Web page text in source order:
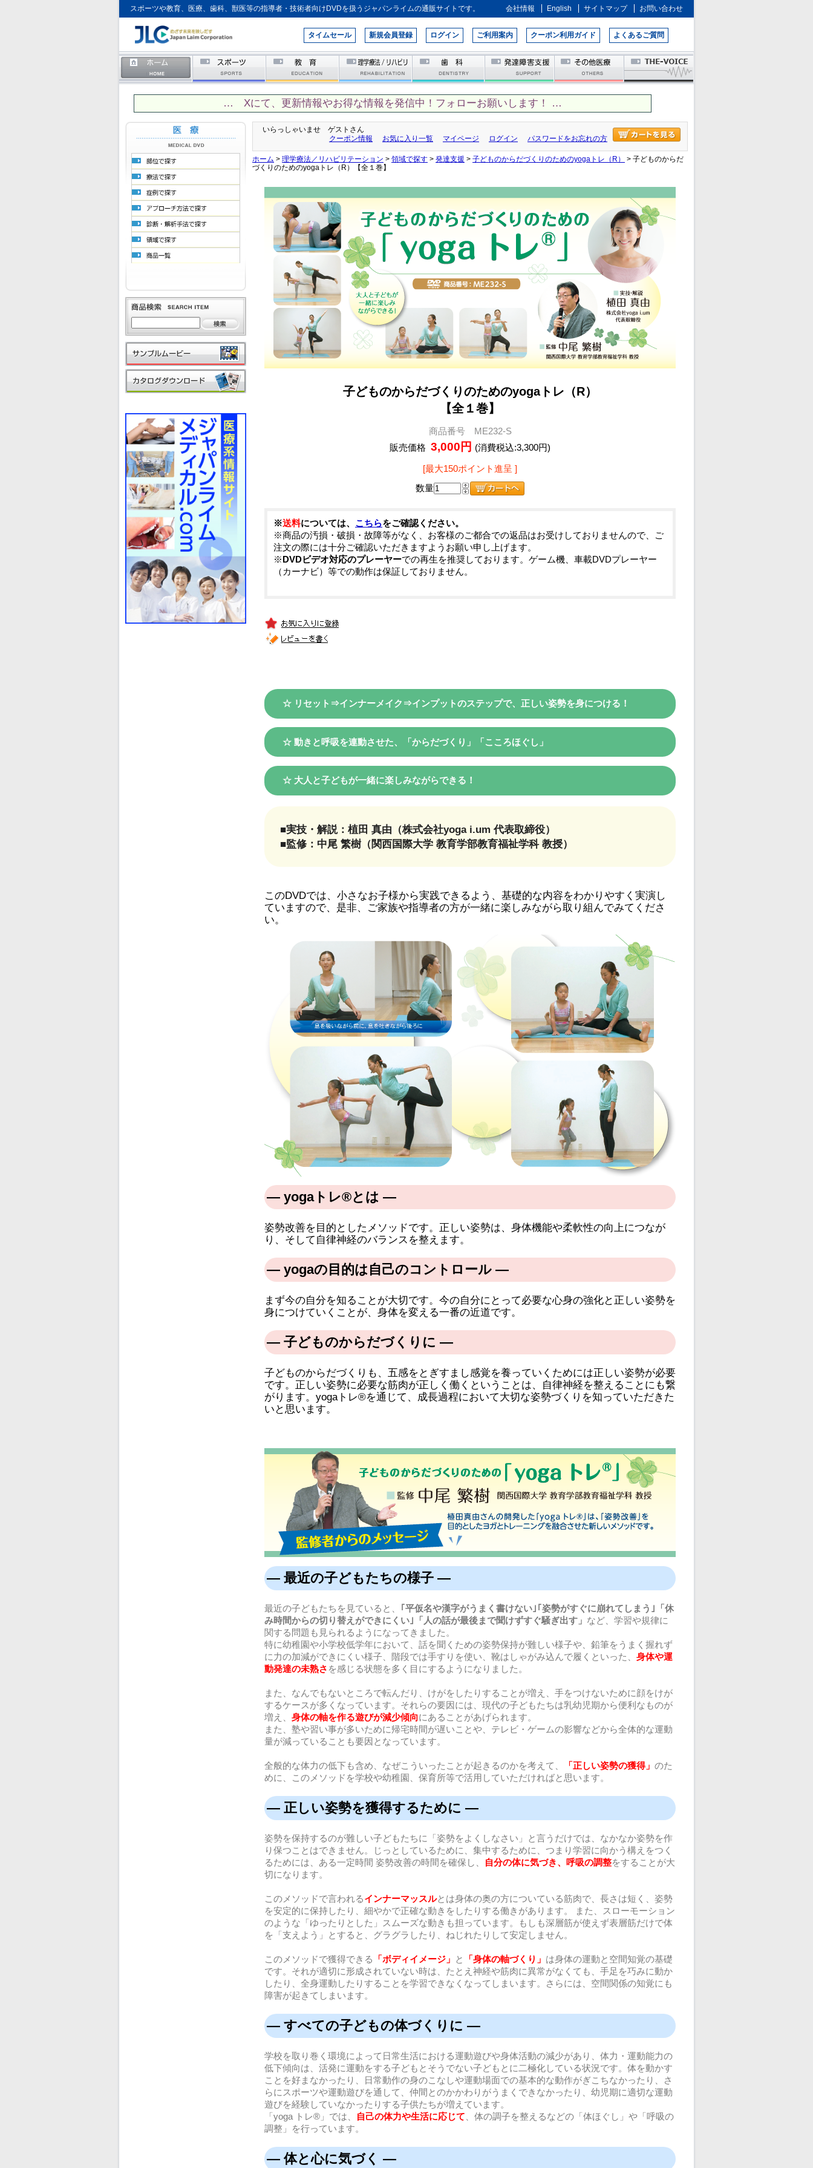
スポーツや教育、医療、歯科、獣医等の指導者・技術者向けDVDを扱うジャパンライムの通販サイトです。 会社情報 English サイトマップ お問い合わせ
タイムセール 新規会員登録 ログイン ご利用案内 クーポン利用ガイド よくあるご質問
… Xにて、更新情報やお得な情報を発信中！フォローお願いします！ …
いらっしゃいませ ゲストさん
クーポン情報
お気に入り一覧 マイページ ログイン パスワードをお忘れの方
ホーム > 理学療法／リハビリテーション > 領域で探す > 発達支援 > 子どものからだづくりのためのyogaトレ（R）
> 子どものからだ
づくりのためのyogaトレ（R）【全１巻】
子どものからだづくりのためのyogaトレ（R）
【全１巻】
商品番号 ME232-S
販売価格 3,000円 (消費税込:3,300円)
[最大150ポイント進呈 ]
数量
※送料については、 こちらをご確認ください。
※商品の汚損・破損・故障等がなく、お客様のご都合での返品はお受けしておりませんので、ご
注文の際には十分ご確認いただきますようお願い申し上げます。
※DVDビデオ対応のプレーヤーでの再生を推奨しております。ゲーム機、車載DVDプレーヤー
（カーナビ）等での動作は保証しておりません。
☆ リセット⇒インナーメイク⇒インプットのステップで、正しい姿勢を身につける！
☆ 動きと呼吸を連動させた、「からだづくり」「こころほぐし」
☆ 大人と子どもが一緒に楽しみながらできる！
■実技・解説：植田 真由（株式会社yoga i.um 代表取締役）
■監修：中尾 繁樹（関西国際大学 教育学部教育福祉学科 教授）
このDVDでは、小さなお子様から実践できるよう、基礎的な内容をわかりやすく実演し
ていますので、是非、ご家族や指導者の方が一緒に楽しみながら取り組んでみてくださ
い。
― yogaトレ®とは ―
姿勢改善を目的としたメソッドです。正しい姿勢は、身体機能や柔軟性の向上につなが
り、そして自律神経のバランスを整えます。
― yogaの目的は自己のコントロール ―
まず今の自分を知ることが大切です。今の自分にとって必要な心身の強化と正しい姿勢を
身につけていくことが、身体を変える一番の近道です。
― 子どものからだづくりに ―
子どものからだづくりも、五感をとぎすまし感覚を養っていくためには正しい姿勢が必要
です。正しい姿勢に必要な筋肉が正しく働くということは、自律神経を整えることにも繋
がります。yogaトレ®を通じて、成長過程において大切な姿勢づくりを知っていただきた
いと思います。
― 最近の子どもたちの様子 ―
最近の子どもたちを見ていると、
｢平仮名や漢字がうまく書けない｣｢姿勢がすぐに崩れてしまう｣「休
み時間からの切り替えができにくい｣「人の話が最後まで聞けずすぐ騒ぎ出す」 など、学習や規律に
関する問題も見られるようになってきました。
特に幼稚園や小学校低学年において、話を聞くための姿勢保持が難しい様子や、鉛筆をうまく握れず
に力の加減ができにくい様子、階段では手すりを使い、靴はしゃがみ込んで履くといった、 身体や運
動発達の未熟さ を感じる状態を多く目にするようになりました。
また、なんでもないところで転んだり、けがをしたりすることが増え、手をつけないために顔をけが
するケースが多くなっています。それらの要因には、現代の子どもたちは乳幼児期から便利なものが
増え、 身体の軸を作る遊びが減少傾向にあることがあげられます。
また、塾や習い事が多いために帰宅時間が遅いことや、テレビ・ゲームの影響などから全体的な運動
量が減っていることも要因となっています。
全般的な体力の低下も含め、なぜこういったことが起きるのかを考えて、 「正しい姿勢の獲得」 のた
めに、このメソッドを学校や幼稚園、保育所等で活用していただければと思います。
― 正しい姿勢を獲得するために ―
姿勢を保持するのが難しい子どもたちに「姿勢をよくしなさい」と言うだけでは、なかなか姿勢を作
り保つことはできません。じっとしているために、集中するために、つまり学習に向かう構えをつく
るためには、ある一定時間 姿勢改善の時間を確保し、
自分の体に気づき、呼吸の調整をすることが大
切になります。
このメソッドで言われるインナーマッスルとは身体の奥の方についている筋肉で、長さは短く、姿勢
を安定的に保持したり、細やかで正確な動きをしたりする働きがあります。 また、スローモーション
のような「ゆったりとした」スムーズな動きも担っています。もしも深層筋が使えず表層筋だけで体
を「支えよう」とすると、グラグラしたり、ねじれたりして安定しません。
このメソッドで獲得できる 「ボディイメージ」 と 「身体の軸づくり」 は身体の運動と空間知覚の基礎
です。それが適切に形成されていない時は、たとえ神経や筋肉に異常がなくても、手足を巧みに動か
したり、全身運動したりすることを学習できなくなってしまいます。さらには、空間関係の知覚にも
障害が起きてしまいます。
― すべての子どもの体づくりに ―
学校を取り巻く環境によって日常生活における運動遊びや身体活動の減少があり、体力・運動能力の
低下傾向は、活発に運動をする子どもとそうでない子どもとに二極化している状況です。体を動かす
ことを好まなかったり、日常動作の身のこなしや運動場面での基本的な動作がぎこちなかったり、さ
らにスポーツや運動遊びを通して、仲間とのかかわりがうまくできなかったり、幼児期に適切な運動
遊びを経験していなかったりする子供たちが増えています。
「yoga トレ®」では、
自己の体力や生活に応じて 、体の調子を整えるなどの「体ほぐし」や「呼吸の
調整」を行っています。
― 体と心に気づく ―